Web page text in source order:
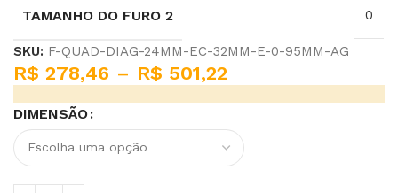
TAMANHO DO FURO 2 0
SKU: F-QUAD-DIAG-24MM-EC-32MM-E-0-95MM-AG
R$ 278,46 – R$ 501,22
DIMENSÃO